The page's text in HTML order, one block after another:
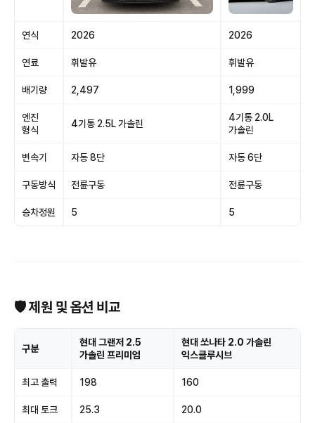
연식 2026 2026
연료 휘발유 휘발유
배기량 2,497 1,999
엔진
형식
4기통 2.5L 가솔린
4기통 2.0L
가솔린
변속기 자동 8단 자동 6단
구동방식 전륜구동 전륜구동
승차정원 5 5
🛡 제원 및 옵션 비교
구분
현대 그랜저 2.5
가솔린 프리미엄
현대 쏘나타 2.0 가솔린
익스클루시브
최고 출력 198 160
최대 토크 25.3 20.0